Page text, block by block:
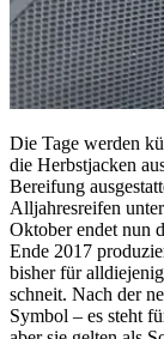
Die Tage werden
die Herbstjacken
Bereifung
Alljahresreifen
Oktober endet nun
Ende 2017
bisher für
schneit. Nach der
Symbol – es steht